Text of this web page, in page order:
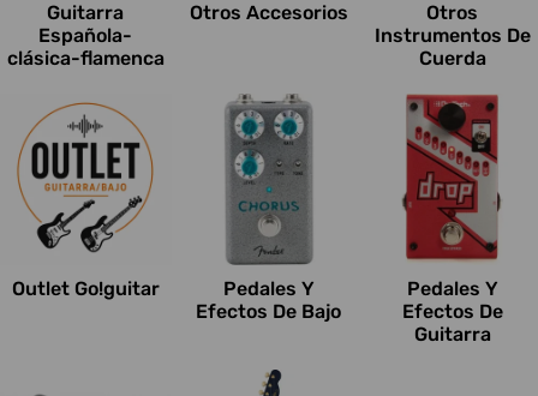
Guitarra
Española-
clásica-flamenca
Otros Accesorios
Otros
Instrumentos De
Cuerda
Outlet Go!guitar
Pedales Y
Efectos De Bajo
Pedales Y
Efectos De
Guitarra